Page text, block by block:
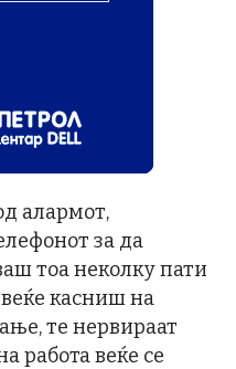
алармот,
за да
тоа неколку пати
касниш на
те нервираат
работа веќе се